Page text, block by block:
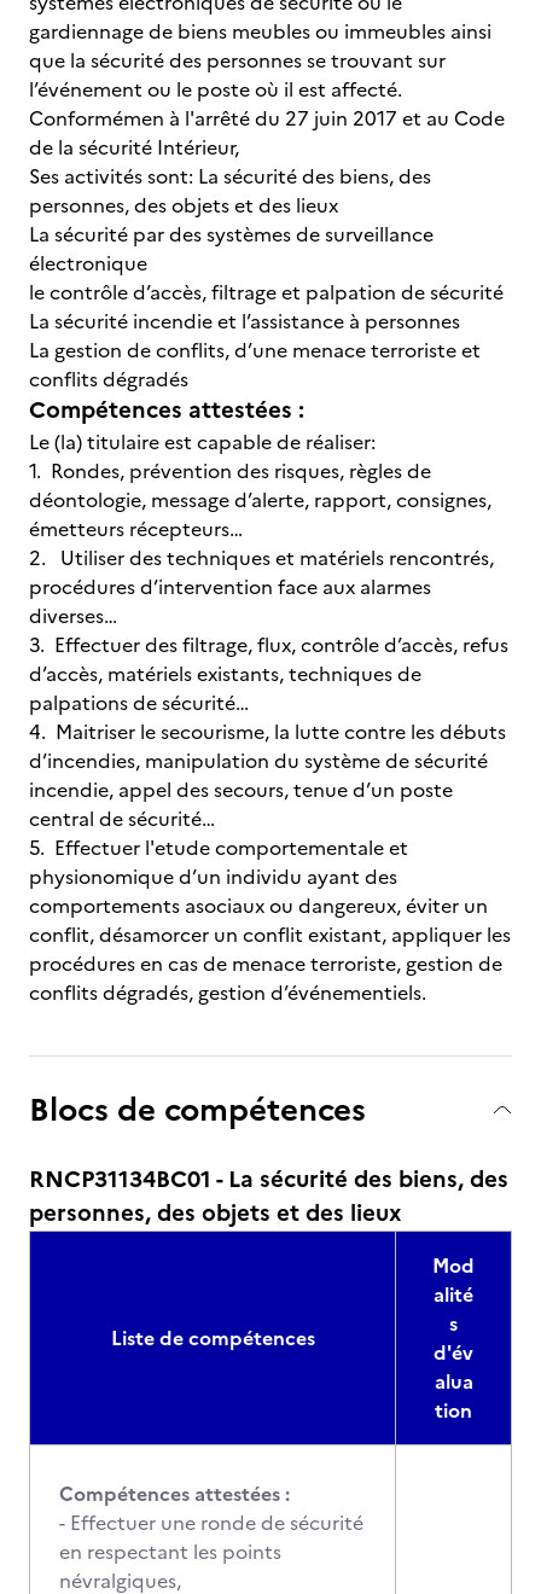
gardiennage de biens meubles ou immeubles ainsi
que la sécurité des personnes se trouvant sur
l’événement ou le poste où il est affecté.
Conformémen à l'arrêté du 27 juin 2017 et au Code
de la sécurité Intérieur,
Ses activités sont: La sécurité des biens, des
personnes, des objets et des lieux
La sécurité par des systèmes de surveillance
électronique
le contrôle d’accès, filtrage et palpation de sécurité
La sécurité incendie et l’assistance à personnes
La gestion de conflits, d’une menace terroriste et
conflits dégradés
Compétences attestées :
Le (la) titulaire est capable de réaliser:
1. Rondes, prévention des risques, règles de
déontologie, message d’alerte, rapport, consignes,
émetteurs récepteurs…
2. Utiliser des techniques et matériels rencontrés,
procédures d’intervention face aux alarmes
diverses…
3. Effectuer des filtrage, flux, contrôle d’accès, refus
d’accès, matériels existants, techniques de
palpations de sécurité…
4. Maitriser le secourisme, la lutte contre les débuts
d’incendies, manipulation du système de sécurité
incendie, appel des secours, tenue d’un poste
central de sécurité…
5. Effectuer l'etude comportementale et
physionomique d’un individu ayant des
comportements asociaux ou dangereux, éviter un
conflit, désamorcer un conflit existant, appliquer les
procédures en cas de menace terroriste, gestion de
conflits dégradés, gestion d’événementiels.
Blocs de compétences
RNCP31134BC01 - La sécurité des biens, des
personnes, des objets et des lieux
Liste de compétences
Mod
alité
s
d'év
alua
tion
Compétences attestées :
- Effectuer une ronde de sécurité
en respectant les points
névralgiques,